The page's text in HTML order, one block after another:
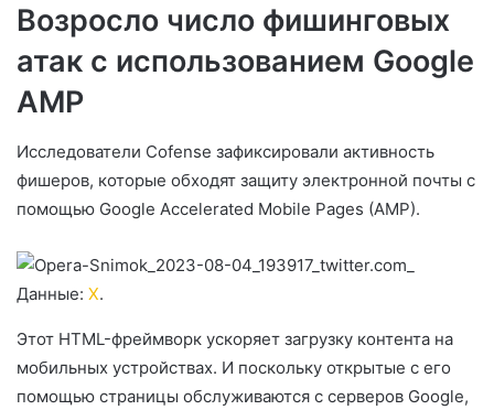
Возросло число фишинговых
атак с использованием Google
AMP
Исследователи Cofense зафиксировали активность
фишеров, которые обходят защиту электронной почты с
помощью Google Accelerated Mobile Pages (AMP).
Данные: X.
Этот HTML-фреймворк ускоряет загрузку контента на
мобильных устройствах. И поскольку открытые с его
помощью страницы обслуживаются с серверов Google,